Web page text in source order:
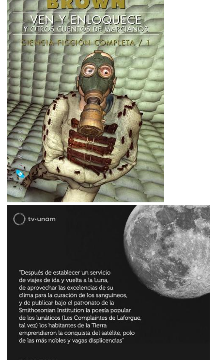
Imagen